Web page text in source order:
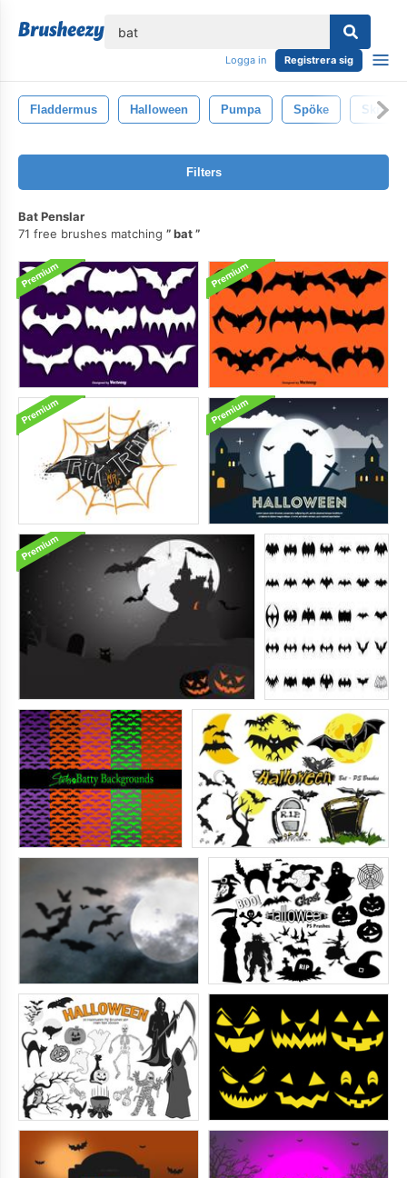
Logga in Registrera sig
Fladdermus Halloween Pumpa Spöke
Filters
Bat Penslar
71 free brushes matching
bat